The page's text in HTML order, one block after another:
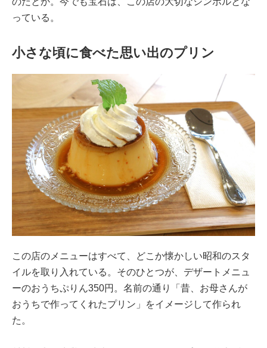
っている。
小さな頃に食べた思い出のプリン
この店のメニューはすべて、どこか懐かしい昭和のスタ
イルを取り入れている。そのひとつが、デザートメニュ
ーのおうちぷりん350円。名前の通り「昔、お母さんが
おうちで作ってくれたプリン」をイメージして作られ
た。